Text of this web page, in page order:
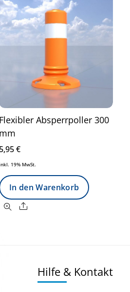
Flexibler Absperrpoller 300
mm
5,95€
19% MwSt.
In den Warenkorb
Share
Hilfe & Kontakt